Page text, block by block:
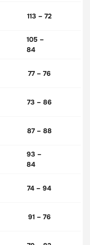
113 – 72
105 –
84
77 – 76
73 – 86
87 – 88
93 –
84
74 – 94
91 – 76